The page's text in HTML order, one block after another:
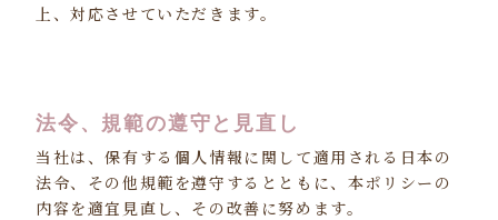
上、対応させていただきます。
法令、規範の遵守と見直し
当社は、保有する個人情報に関して適用される日本の
法令、その他規範を遵守するとともに、本ポリシーの
内容を適宜見直し、その改善に努めます。